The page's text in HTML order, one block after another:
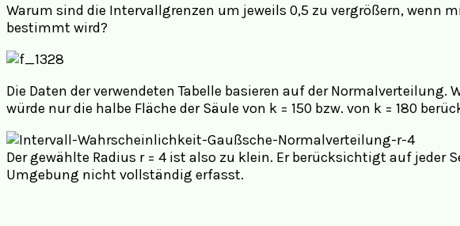
Warum sind die Intervallgrenzen um jeweils 0,5 zu vergrößern, wenn
bestimmt wird?
Die Daten der verwendeten Tabelle basieren auf der Normalverteilung.
würde nur die halbe Fläche der Säule von k = 150 bzw. von k = 180
Der gewählte Radius r = 4 ist also zu klein. Er berücksichtigt auf jeder
Umgebung nicht vollständig erfasst.